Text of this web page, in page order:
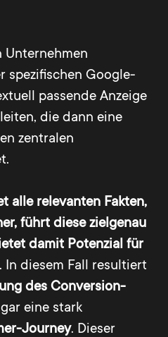
Unternehmen
spezifischen Google-
passende Anzeige
die dann eine
zentralen
alle relevanten Fakten,
führt diese zielgenau
damit Potenzial für
. In diesem Fall resultiert
des Conversion-
eine stark
Journey. Dieser